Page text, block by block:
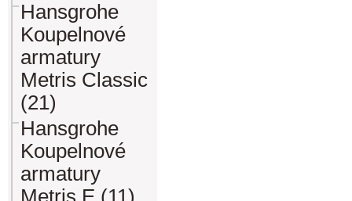
Hansgrohe
Koupelnové
armatury
Metris Classic
(21)
Hansgrohe
Koupelnové
armatury
Metris E (11)